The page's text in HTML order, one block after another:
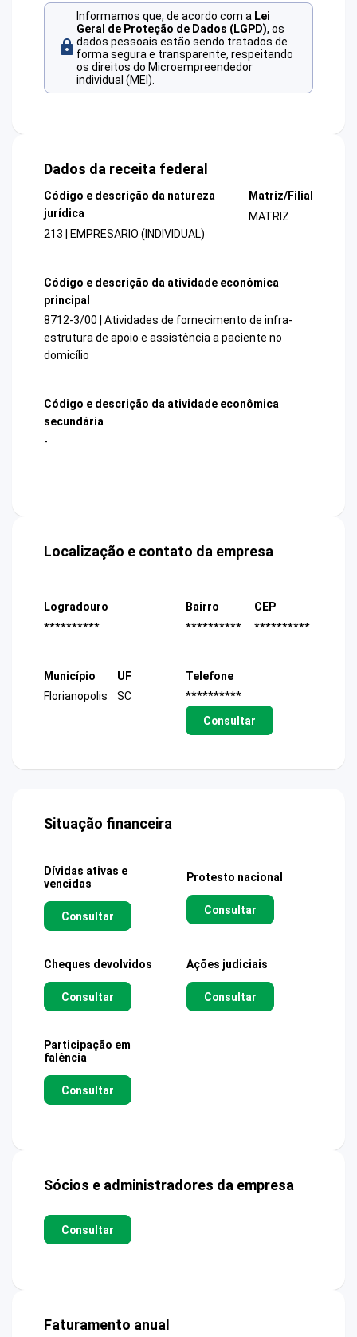
Informamos que, de acordo com a Lei
Geral de Proteção de Dados (LGPD), os
dados pessoais estão sendo tratados de
forma segura e transparente, respeitando
os direitos do Microempreendedor
individual (MEI).
Dados da receita federal
Código e descrição da natureza
jurídica
213 | EMPRESARIO (INDIVIDUAL)
Matriz/Filial
MATRIZ
Código e descrição da atividade econômica
principal
8712-3/00 | Atividades de fornecimento de infra-
estrutura de apoio e assistência a paciente no
domicílio
Código e descrição da atividade econômica
secundária
-
Localização e contato da empresa
Logradouro
**********
Bairro
**********
CEP
**********
Município
Florianopolis
UF
SC
Telefone
**********
Consultar
Situação financeira
Dívidas ativas e
vencidas
Consultar
Protesto nacional
Consultar
Cheques devolvidos
Consultar
Ações judiciais
Consultar
Participação em
falência
Consultar
Sócios e administradores da empresa
Consultar
Faturamento anual